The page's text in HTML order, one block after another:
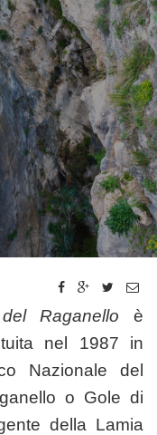
Raganello è
nel 1987 in
Nazionale del
o Gole di
della Lamia